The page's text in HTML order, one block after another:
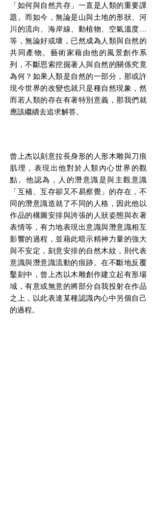
「如何與自然共存」一直是人類的重要課
題。而如今，無論是山與土地的形狀、河
川的流向、海岸線、動植物、空氣溫度…
等，無論好或壞，已然成為人類與自然的
共同產物。藝術家藉由他的風景創作系
列，不斷思索挖掘著人與自然的關係究竟
為何？如果人類是自然的一部分，那或許
現今世界的改變也就只是種自然現象，然
而若人類的存在有著特別意義，那我們就
應該繼續去追求解答。
曾上杰以刻意拉長身形的人形木雕與刀痕
肌理，表現出他對於人類內心世界的觀
點。他認為，人的潛意識是與主觀意識
「互補、互存卻又不易察覺」的存在，不
同的潛意識造就了不同的人格，因此他以
作品的構圖安排與誇張的人狀姿態與衣著
表情等，有力地表現出意識與潛意識相互
影響的過程，並藉此暗示精神力量的強大
與不安定，刻意安排的自然木紋，則代表
意識與潛意識流動的痕跡。在不斷地反覆
鑿刻中，曾上杰以木雕創作建立起有形場
域，有意或無意的將部分自我投射在作品
之上，以此表達某種認識內心中另個自己
的過程。